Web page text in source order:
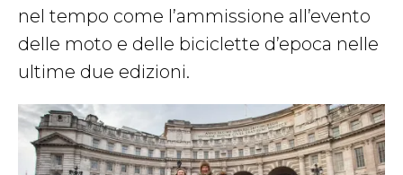
nel tempo come l’ammissione all’evento
delle moto e delle biciclette d’epoca nelle
ultime due edizioni.